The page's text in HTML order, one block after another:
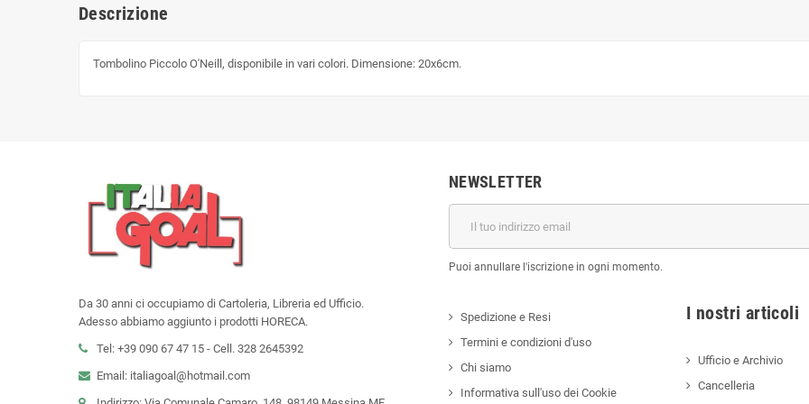
Descrizione
Tombolino Piccolo O'Neill, disponibile in vari colori. Dimensione: 20x6cm.
Da 30 anni ci occupiamo di Cartoleria, Libreria ed Ufficio.
Adesso abbiamo aggiunto i prodotti HORECA.
Tel: +39 090 67 47 15 - Cell. 328 2645392
Email: italiagoal@hotmail.com
NEWSLETTER
Puoi annullare l'iscrizione in ogni momento.
Spedizione e Resi
Termini e condizioni d'uso
Chi siamo
Informativa sull'uso dei Cookie
I nostri
Ufficio e Archivio
Cancelleria